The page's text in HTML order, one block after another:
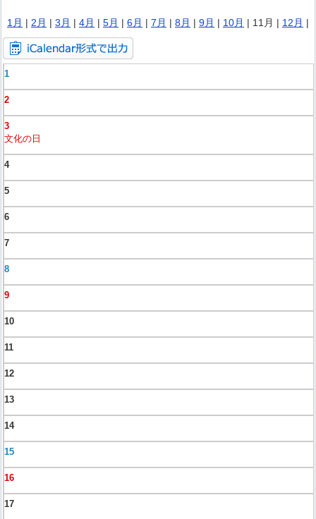
1月 | 2月 | 3月 | 4月 | 5月 | 6月 | 7月 | 8月 | 9月 | 10月 | 11月 | 12月 |
1
2
3
文化の日
4
5
6
7
8
9
10
11
12
13
14
15
16
17